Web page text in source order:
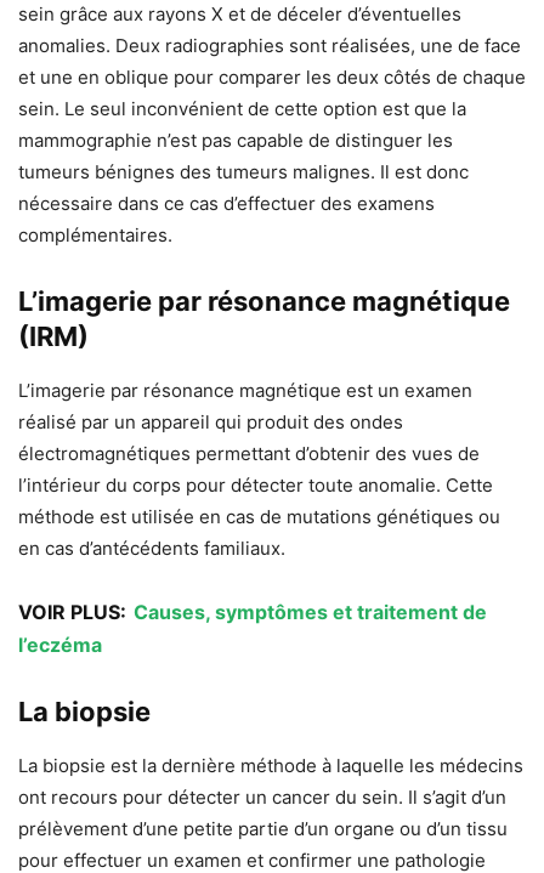
sein grâce aux rayons X et de déceler d’éventuelles
anomalies. Deux radiographies sont réalisées, une de face
et une en oblique pour comparer les deux côtés de chaque
sein. Le seul inconvénient de cette option est que la
mammographie n’est pas capable de distinguer les
tumeurs bénignes des tumeurs malignes. Il est donc
nécessaire dans ce cas d’effectuer des examens
complémentaires.
L’imagerie par résonance magnétique
(IRM)
L’imagerie par résonance magnétique est un examen
réalisé par un appareil qui produit des ondes
électromagnétiques permettant d’obtenir des vues de
l’intérieur du corps pour détecter toute anomalie. Cette
méthode est utilisée en cas de mutations génétiques ou
en cas d’antécédents familiaux.
VOIR PLUS: Causes, symptômes et traitement de
l’eczéma
La biopsie
La biopsie est la dernière méthode à laquelle les médecins
ont recours pour détecter un cancer du sein. Il s’agit d’un
prélèvement d’une petite partie d’un organe ou d’un tissu
pour effectuer un examen et confirmer une pathologie